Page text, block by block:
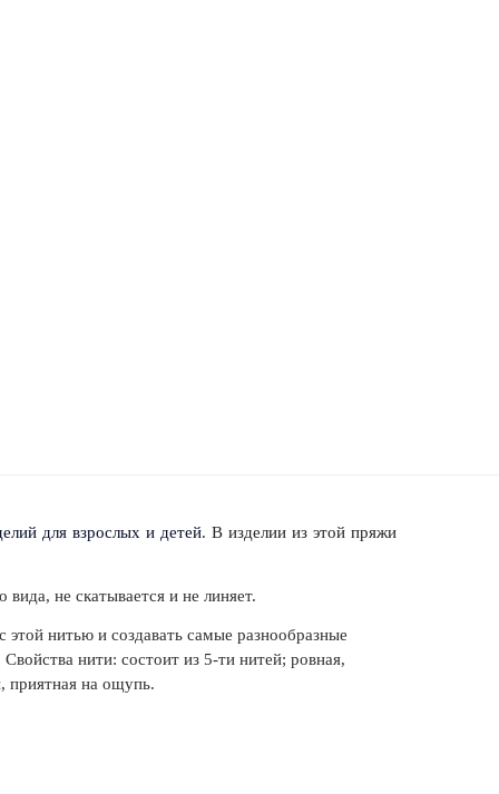
для взрослых и детей. В изделии из этой пряжи
не скатывается и не линяет.
этой нитью и создавать самые разнообразные
нити: состоит из 5-ти нитей; ровная,
приятная на ощупь.